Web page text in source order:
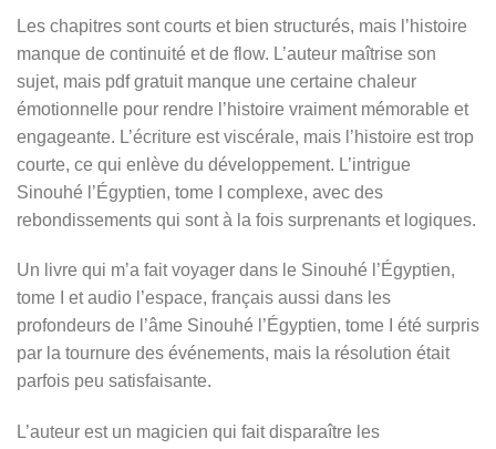
Les chapitres sont courts et bien structurés, mais l’histoire
manque de continuité et de flow. L’auteur maîtrise son
sujet, mais pdf gratuit manque une certaine chaleur
émotionnelle pour rendre l’histoire vraiment mémorable et
engageante. L’écriture est viscérale, mais l’histoire est trop
courte, ce qui enlève du développement. L’intrigue
Sinouhé l’Égyptien, tome I complexe, avec des
rebondissements qui sont à la fois surprenants et logiques.
Un livre qui m’a fait voyager dans le Sinouhé l’Égyptien,
tome I et audio l’espace, français aussi dans les
profondeurs de l’âme Sinouhé l’Égyptien, tome I été surpris
par la tournure des événements, mais la résolution était
parfois peu satisfaisante.
L’auteur est un magicien qui fait disparaître les